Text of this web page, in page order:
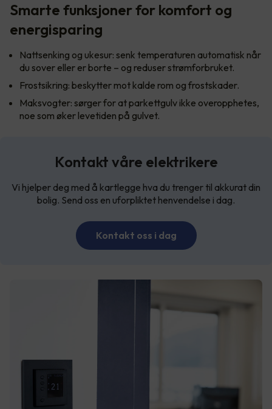
Smarte funksjoner for komfort og
energisparing
Nattsenking og ukesur: senk temperaturen automatisk når
du sover eller er borte – og reduser strømforbruket.
Frostsikring: beskytter mot kalde rom og frostskader.
Maksvogter: sørger for at parkettgulv ikke overopphetes,
noe som øker levetiden på gulvet.
Kontakt våre elektrikere
Vi hjelper deg med å kartlegge hva du trenger til akkurat din
bolig. Send oss en uforpliktet henvendelse i dag.
Kontakt oss i dag